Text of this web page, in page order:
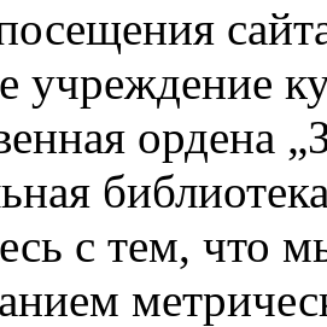
учреждение
ордена
с тем, что